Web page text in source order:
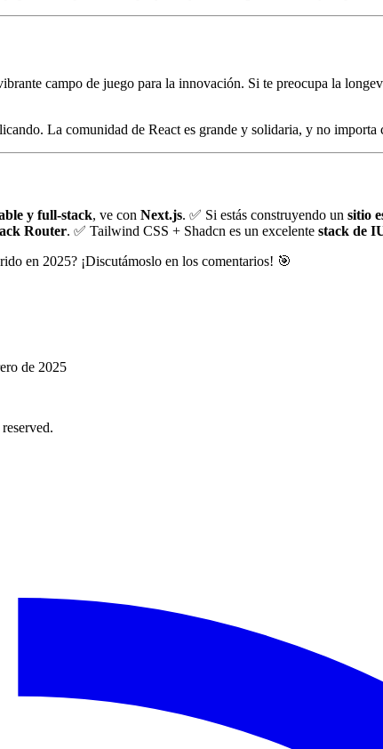
campo de juego para la innovación. Si te preocupa la
La comunidad de React es grande y solidaria, y no
y full-stack, ve con Next.js. ✅ Si estás construyendo un sitio
Router. ✅ Tailwind CSS + Shadcn es un excelente stack de
en 2025? ¡Discutámoslo en los comentarios! 🎯
de 2025